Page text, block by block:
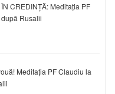
CREDINȚĂ: Meditația PF
Rusalii
Meditația PF Claudiu la